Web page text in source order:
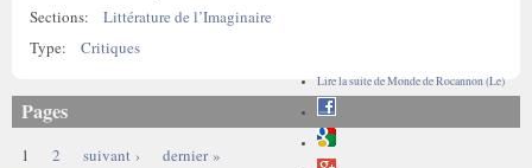
Sections:
Littérature de l’Imaginaire
Type:
Critiques
Lire la suitede Monde de Rocannon (Le)
Pages
1 2 suivant › dernier »